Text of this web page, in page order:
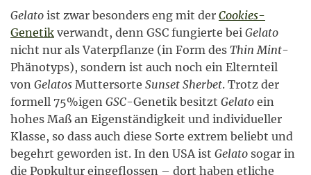
Gelato ist zwar besonders eng mit der Cookies-
Genetik verwandt, denn GSC fungierte bei Gelato
nicht nur als Vaterpflanze (in Form des Thin Mint-
Phänotyps), sondern ist auch noch ein Elternteil
von Gelatos Muttersorte Sunset Sherbet. Trotz der
formell 75%igen GSC-Genetik besitzt Gelato ein
hohes Maß an Eigenständigkeit und individueller
Klasse, so dass auch diese Sorte extrem beliebt und
begehrt geworden ist. In den USA ist Gelato sogar in
die Popkultur eingeflossen – dort haben etliche